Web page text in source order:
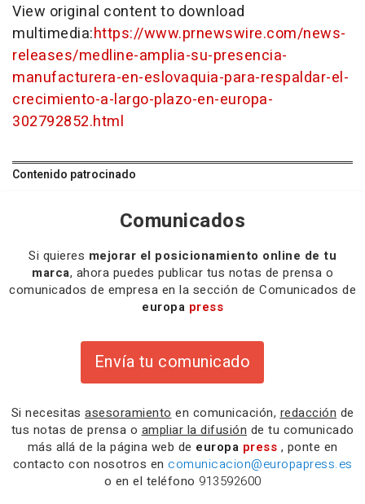
View original content to download
multimedia:https://www.prnewswire.com/news-
releases/medline-amplia-su-presencia-
manufacturera-en-eslovaquia-para-respaldar-el-
crecimiento-a-largo-plazo-en-europa-
302792852.html
Contenido patrocinado
Comunicados
Si quieres mejorar el posicionamiento online de tu
marca, ahora puedes publicar tus notas de prensa o
comunicados de empresa en la sección de Comunicados de
europa press
Envía tu comunicado
Si necesitas asesoramiento en comunicación, redacción de
tus notas de prensa o ampliar la difusión de tu comunicado
más allá de la página web de europa press , ponte en
contacto con nosotros en comunicacion@europapress.es
o en el teléfono 913592600